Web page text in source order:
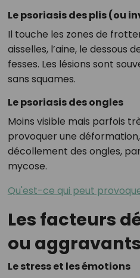
Le psoriasis des plis (ou
Il touche les zones de
aisselles, l’aine, le dessous
fesses. Les lésions sont
sans squames.
Le psoriasis des ongles
Moins visible mais parfois
provoquer une
décollement des ongles,
mycose.
Qu'est-ce qui peut
Les facteurs
ou aggravants
Le stress et les émotions